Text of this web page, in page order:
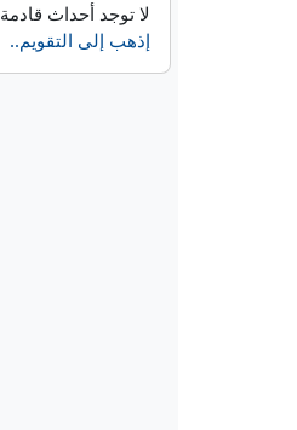
لا توجد أحداث قادمة
إذهب إلى التقويم..